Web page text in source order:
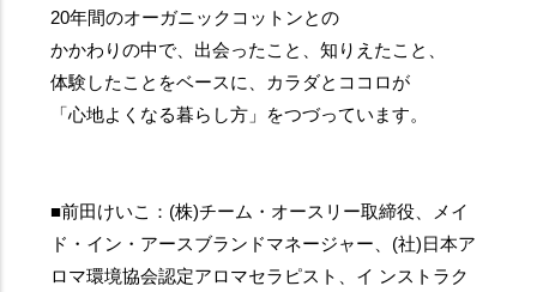
20年間のオーガニックコットンとの
かかわりの中で、出会ったこと、知りえたこと、
体験したことをベースに、カラダとココロが
「心地よくなる暮らし方」をつづっています。
■前田けいこ：(株)チーム・オースリー取締役、メイ
ド・イン・アースブランドマネージャー、(社)日本ア
ロマ環境協会認定アロマセラピスト、イ ンストラク